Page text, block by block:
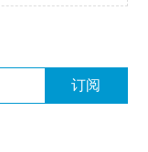
订阅